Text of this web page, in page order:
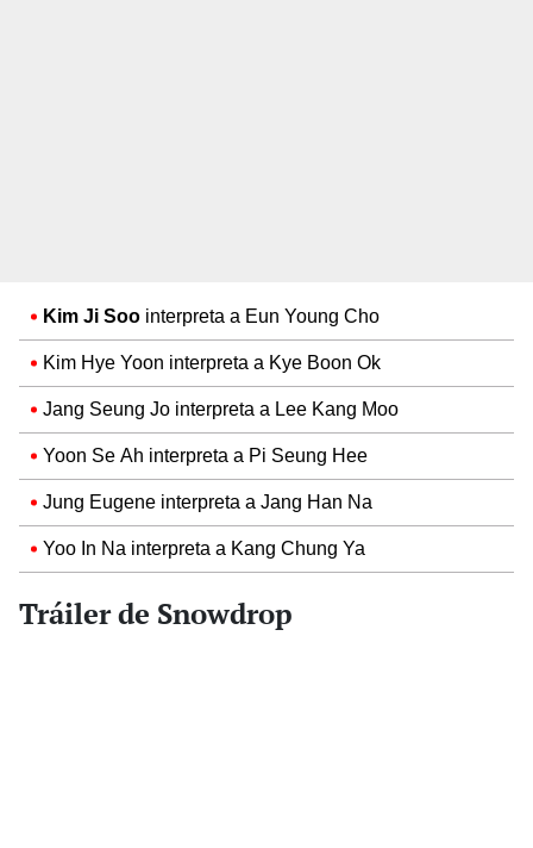
Kim Ji Soo interpreta a Eun Young Cho
Kim Hye Yoon interpreta a Kye Boon Ok
Jang Seung Jo interpreta a Lee Kang Moo
Yoon Se Ah interpreta a Pi Seung Hee
Jung Eugene interpreta a Jang Han Na
Yoo In Na interpreta a Kang Chung Ya
Tráiler de Snowdrop